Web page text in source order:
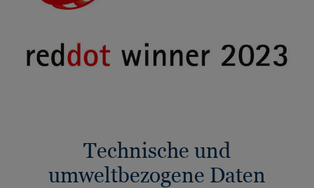
Technische und
umweltbezogene Daten